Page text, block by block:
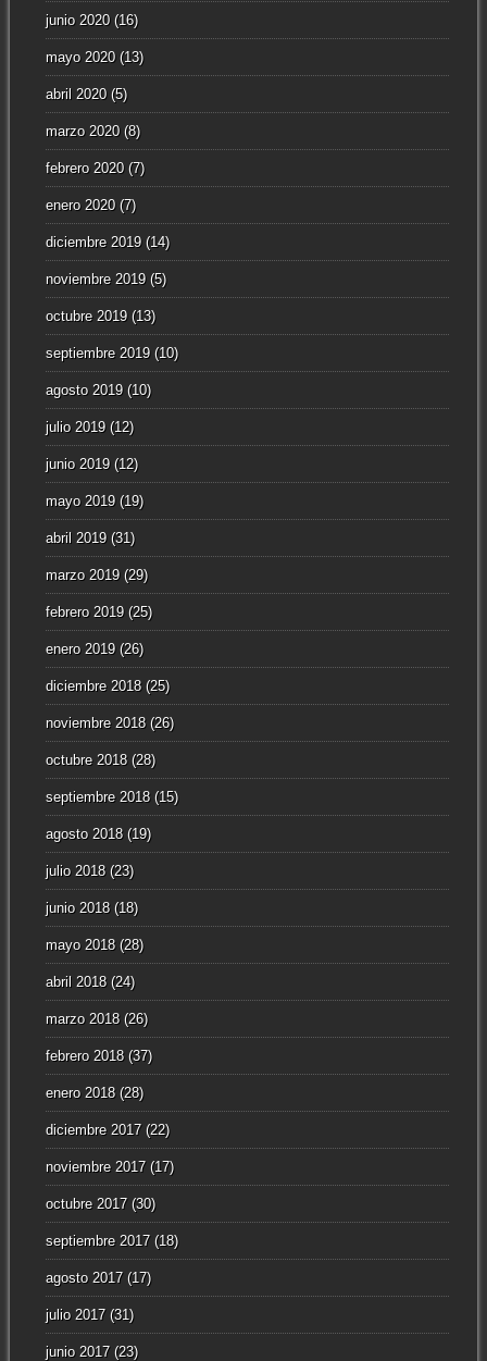
junio 2020(16)
mayo 2020(13)
abril 2020(5)
marzo 2020(8)
febrero 2020(7)
enero 2020(7)
diciembre 2019(14)
noviembre 2019(5)
octubre 2019(13)
septiembre 2019(10)
agosto 2019(10)
julio 2019(12)
junio 2019(12)
mayo 2019(19)
abril 2019(31)
marzo 2019(29)
febrero 2019(25)
enero 2019(26)
diciembre 2018(25)
noviembre 2018(26)
octubre 2018(28)
septiembre 2018(15)
agosto 2018(19)
julio 2018(23)
junio 2018(18)
mayo 2018(28)
abril 2018(24)
marzo 2018(26)
febrero 2018(37)
enero 2018(28)
diciembre 2017(22)
noviembre 2017(17)
octubre 2017(30)
septiembre 2017(18)
agosto 2017(17)
julio 2017(31)
junio 2017(23)